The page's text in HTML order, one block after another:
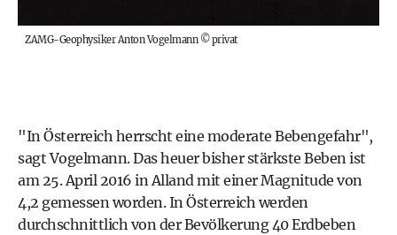
ZAMG-Geophysiker Anton Vogelmann©privat
"In Österreich herrscht eine moderate Bebengefahr",
sagt Vogelmann. Das heuer bisher stärkste Beben ist
am 25. April 2016 in Alland mit einer Magnitude von
4,2 gemessen worden. In Österreich werden
durchschnittlich von der Bevölkerung 40 Erdbeben